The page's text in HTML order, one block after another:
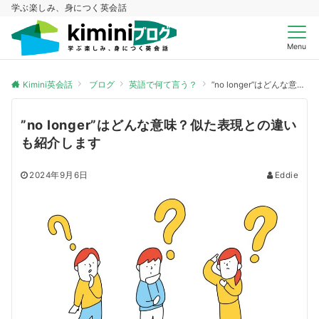
学ぶ楽しみ、身につく英会話
Menu
Kimini英会話 ブログ 英語で何て言う？ ”no longer”はどんな意味？似た表現との違いも紹介します
”no longer”はどんな意味？似た表現との違い
も紹介します
2024年9月6日 Eddie